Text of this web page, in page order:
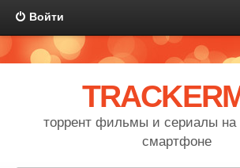
Войти
торрент фильмы и сериалы
смартфоне